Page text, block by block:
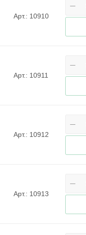
Арт.: 10910
Арт.: 10911
Арт.: 10912
Арт.: 10913